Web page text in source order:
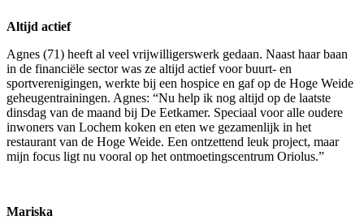
Altijd actief
Agnes (71) heeft al veel vrijwilligerswerk gedaan. Naast haar baan
in de financiële sector was ze altijd actief voor buurt- en
sportverenigingen, werkte bij een hospice en gaf op de Hoge Weide
geheugentrainingen. Agnes: “Nu help ik nog altijd op de laatste
dinsdag van de maand bij De Eetkamer. Speciaal voor alle oudere
inwoners van Lochem koken en eten we gezamenlijk in het
restaurant van de Hoge Weide. Een ontzettend leuk project, maar
mijn focus ligt nu vooral op het ontmoetingscentrum Oriolus.”
Mariska